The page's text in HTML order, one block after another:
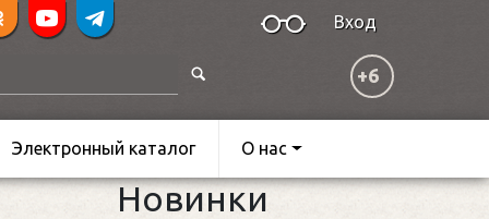
Вход
+6
Электронный каталог О нас
Новинки